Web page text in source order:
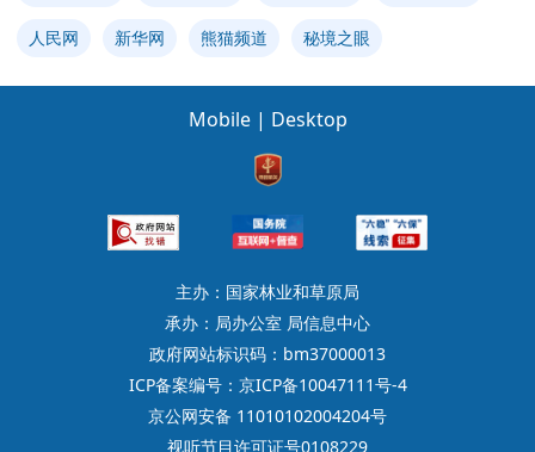
人民网 新华网 熊猫频道 秘境之眼
Mobile | Desktop
主办：国家林业和草原局
承办：局办公室 局信息中心
政府网站标识码：bm37000013
ICP备案编号：京ICP备10047111号-4
京公网安备 11010102004204号
视听节目许可证号0108229